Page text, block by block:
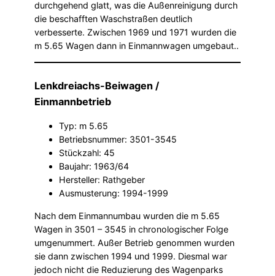
durchgehend glatt, was die Außenreinigung durch
die beschafften Waschstraßen deutlich
verbesserte. Zwischen 1969 und 1971 wurden die
m 5.65 Wagen dann in Einmannwagen umgebaut..
Lenkdreiachs-Beiwagen /
Einmannbetrieb
Typ: m 5.65
Betriebsnummer: 3501-3545
Stückzahl: 45
Baujahr: 1963/64
Hersteller: Rathgeber
Ausmusterung: 1994-1999
Nach dem Einmannumbau wurden die m 5.65
Wagen in 3501 – 3545 in chronologischer Folge
umgenummert. Außer Betrieb genommen wurden
sie dann zwischen 1994 und 1999. Diesmal war
jedoch nicht die Reduzierung des Wagenparks